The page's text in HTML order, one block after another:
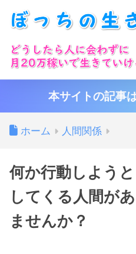
本サイトの記事
ホーム 人間関係
何か行動しよう
してくる人間が
ませんか？